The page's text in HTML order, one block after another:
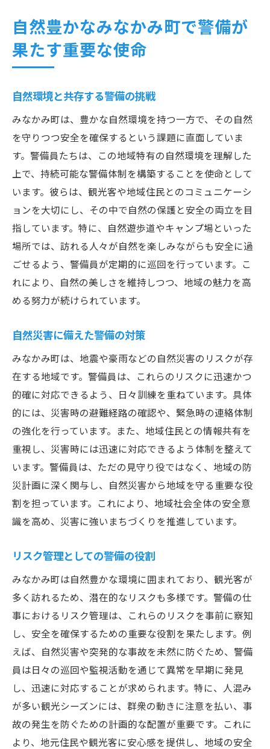
自然豊かなみなかみ町で警備が
果たす重要な使命
自然環境と共存する警備の挑戦
みなかみ町は、豊かな自然環境を持つ一方で、その自然
を守りつつ安全を確保するという課題に直面していま
す。警備員たちは、この地域特有の自然環境を理解した
上で、持続可能な警備体制を構築することを使命として
います。彼らは、観光客や地域住民とのコミュニケーシ
ョンを大切にし、その中で自然の保護と安全の両立を目
指しています。特に、自然遊歩道やキャンプ場といった
場所では、訪れる人々が自然を楽しみながらも安全に過
ごせるよう、警備員が定期的に巡回を行っています。こ
れにより、自然の美しさを維持しつつ、地域の魅力を高
める努力が続けられています。
自然災害に備えた警備の対策
みなかみ町は、地震や豪雨などの自然災害のリスクが存
在する地域です。警備員は、これらのリスクに迅速かつ
的確に対応できるよう、日々訓練を重ねています。具体
的には、災害時の避難経路の確認や、緊急時の連絡体制
の強化を行っています。また、地域住民との情報共有を
重視し、災害時には迅速に対応できるよう体制を整えて
います。警備員は、ただの見守り役ではなく、地域の防
災計画に深く関与し、自然災害から地域を守る重要な役
割を担っています。これにより、地域社会全体の安全意
識を高め、災害に強いまちづくりを推進しています。
リスク管理としての警備の役割
みなかみ町は自然豊かな環境に囲まれており、観光客が
多く訪れるため、潜在的なリスクも多様です。警備の仕
事におけるリスク管理は、これらのリスクを事前に察知
し、安全を確保するための重要な役割を果たします。例
えば、自然災害や突発的な事故を未然に防ぐため、警備
員は日々の巡回や監視活動を通じて異常を早期に発見
し、迅速に対応することが求められます。特に、人混み
が多い観光シーズンには、群衆の動きに注意を払い、事
故の発生を防ぐための計画的な配置が重要です。これに
より、地元住民や観光客に安心感を提供し、地域の安全